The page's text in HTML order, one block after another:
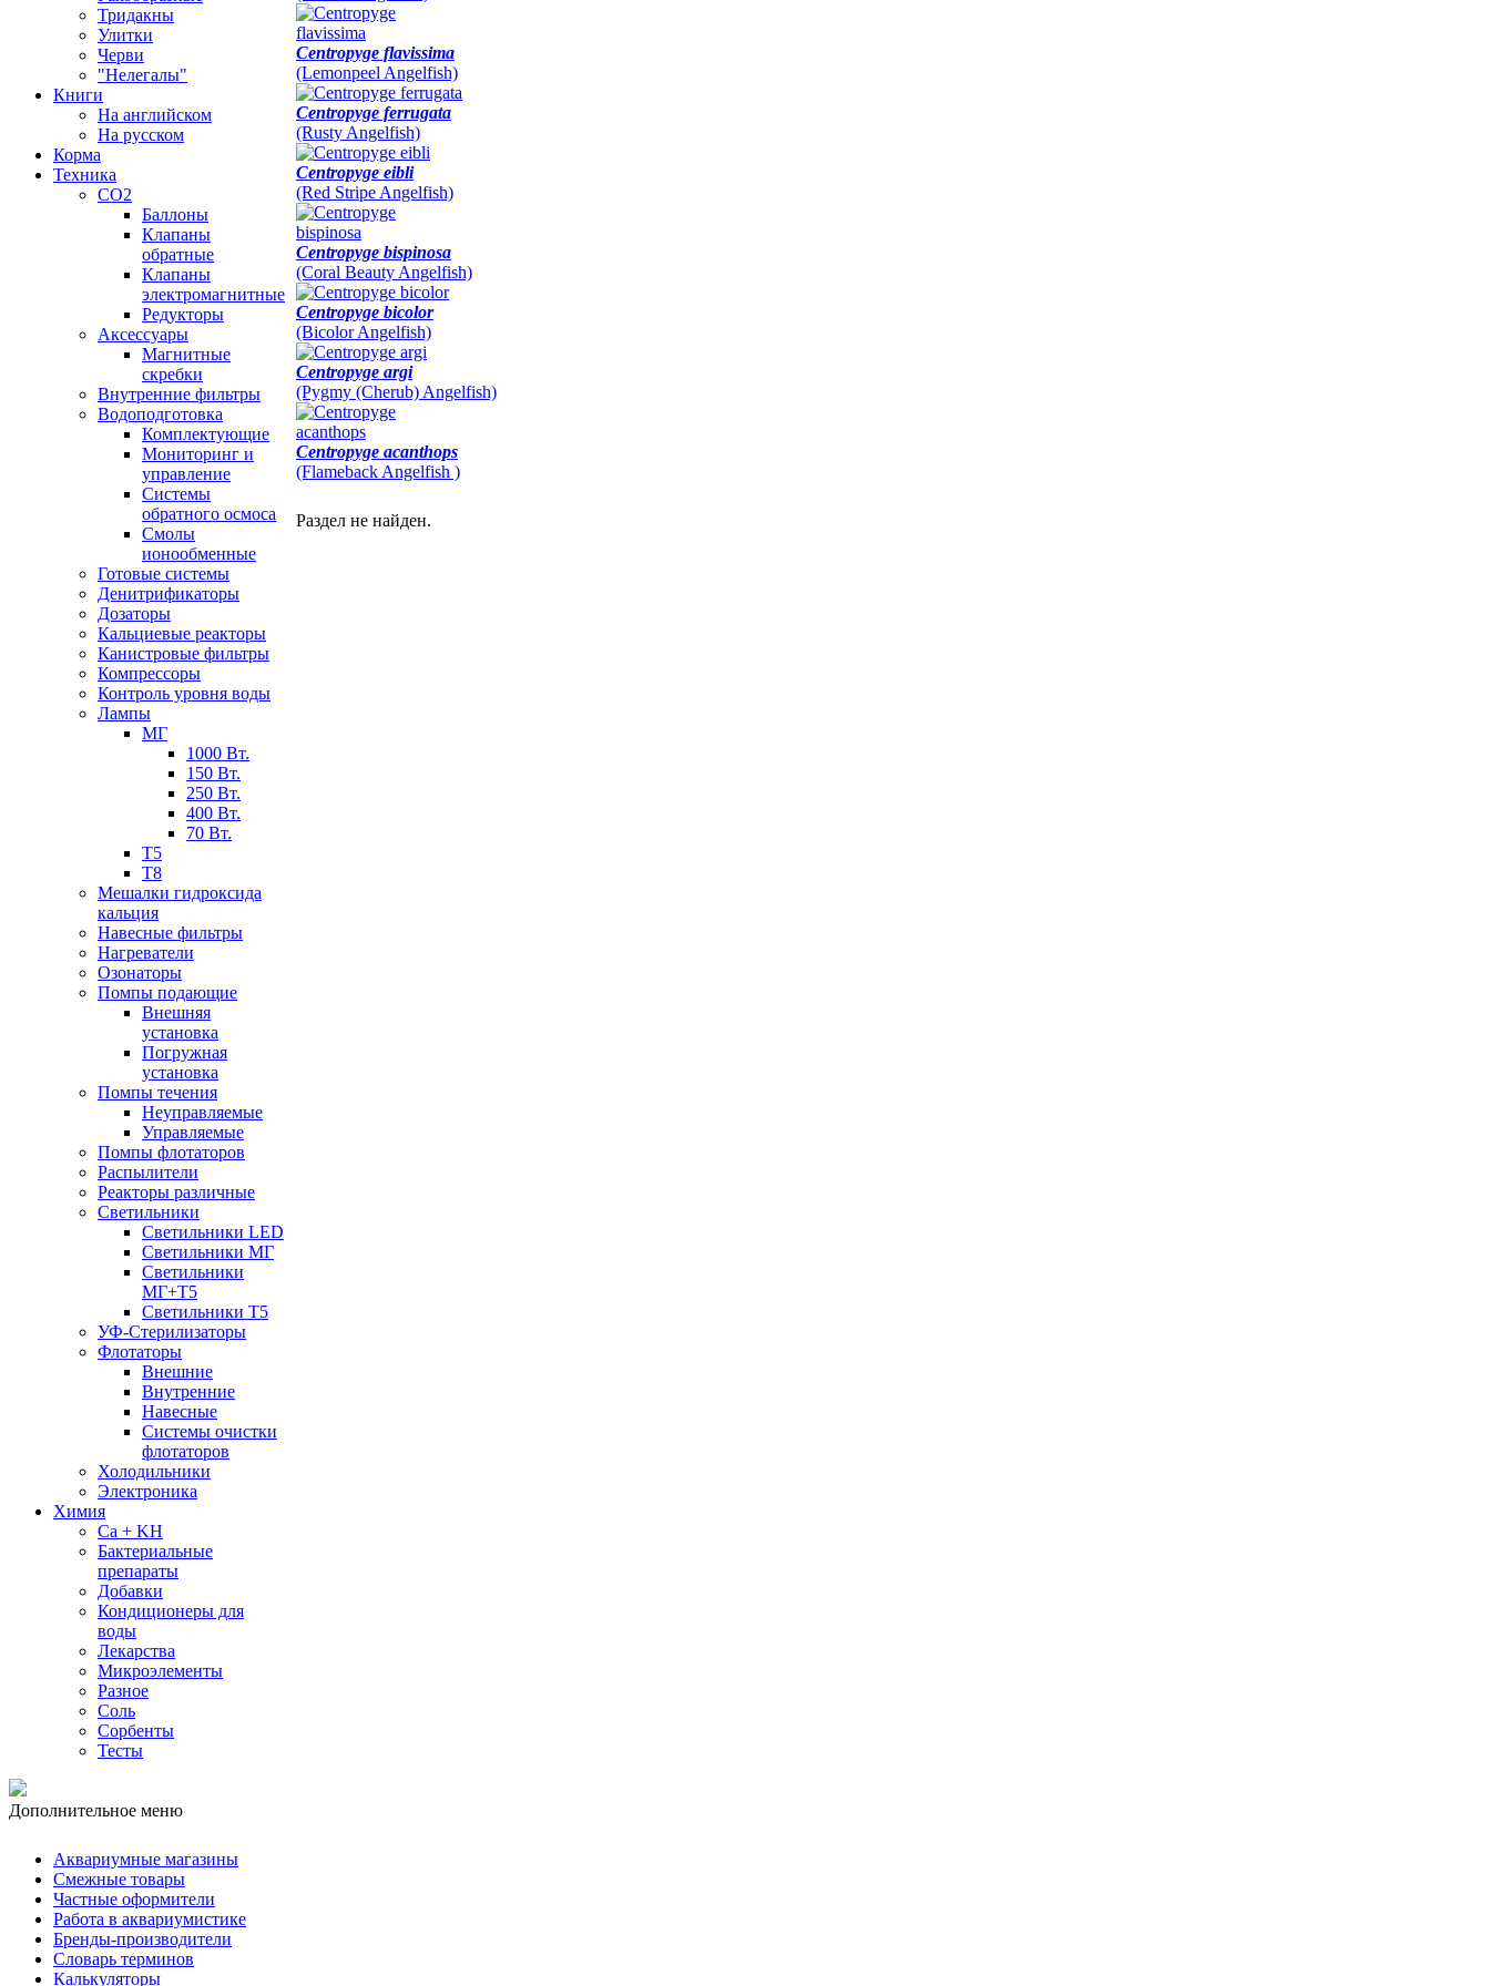
Тридакны
Улитки
Черви
"Нелегалы"
Книги
На английском
На русском
Корма
Техника
CO2
Баллоны
Клапаны
обратные
Клапаны
электромагнитные
Редукторы
Аксессуары
Магнитные
скребки
Внутренние фильтры
Водоподготовка
Комплектующие
Мониторинг и
управление
Системы
обратного осмоса
Смолы
ионообменные
Готовые системы
Денитрификаторы
Дозаторы
Кальциевые реакторы
Канистровые фильтры
Компрессоры
Контроль уровня воды
Лампы
МГ
1000 Вт.
150 Вт.
250 Вт.
400 Вт.
70 Вт.
Т5
Т8
Мешалки гидроксида
кальция
Навесные фильтры
Нагреватели
Озонаторы
Помпы подающие
Внешняя
установка
Погружная
установка
Помпы течения
Неуправляемые
Управляемые
Помпы флотаторов
Распылители
Реакторы различные
Светильники
Светильники LED
Светильники МГ
Светильники
МГ+T5
Светильники Т5
УФ-Стерилизаторы
Флотаторы
Внешние
Внутренние
Навесные
Системы очистки
флотаторов
Холодильники
Электроника
Химия
Ca + KH
Бактериальные
препараты
Добавки
Кондиционеры для
воды
Лекарства
Микроэлементы
Разное
Соль
Сорбенты
Тесты
Дополнительное меню
Аквариумные магазины
Смежные товары
Частные оформители
Работа в аквариумистике
Бренды-производители
Словарь терминов
Калькуляторы
Centropyge flavissima
(Lemonpeel Angelfish)
Centropyge ferrugata
(Rusty Angelfish)
Centropyge eibli
(Red Stripe Angelfish)
Centropyge bispinosa
(Coral Beauty Angelfish)
Centropyge bicolor
(Bicolor Angelfish)
Centropyge argi
(Pygmy (Cherub) Angelfish)
Centropyge acanthops
(Flameback Angelfish )
Раздел не найден.